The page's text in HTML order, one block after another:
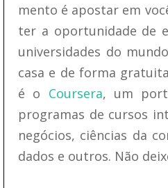
mento é apostar em
ter a oportunidade de
universidades do
casa e de forma
é o Coursera, um
programas de cursos
negócios, ciências da
dados e outros. Não